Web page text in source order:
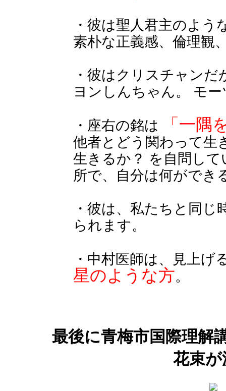
・彼は聖人君主のよ
素朴な正義感、倫理観
・彼はクリスチャン
ヨンしんちゃん。 モ
・座右の銘は 「一隅
他者とどう関わって生
生きるか？ を自問し
所で、自分は何ができ
・彼は、私たちと同
られます。
・中村医師は、見上
星のような方。
最後に青梅市国際理解
花束